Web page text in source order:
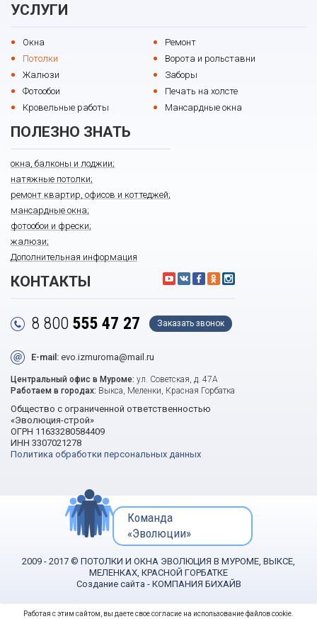
УСЛУГИ
Окна
Ремонт
Потолки
Ворота и рольставни
Жалюзи
Заборы
Фотообои
Печать на холсте
Кровельные работы
Мансардные окна
ПОЛЕЗНО ЗНАТЬ
окна, балконы и лоджии;
натяжные потолки;
ремонт квартир, офисов и коттеджей;
мансардные окна;
фотообои и фрески;
жалюзи;
Дополнительная информация
КОНТАКТЫ
8 800 555 47 27 Заказать звонок
E-mail: evo.izmuroma@mail.ru
Центральный офис в Муроме: ул. Советская, д. 47А
Работаем в городах: Выкса, Меленки, Красная Горбатка
Общество с ограниченной ответственностью
«Эволюция-строй»
ОГРН 11633280584409
ИНН 3307021278
Политика обработки персональных данных
Команда
«Эволюции»
2009 - 2017 © ПОТОЛКИ И ОКНА ЭВОЛЮЦИЯ В МУРОМЕ, ВЫКСЕ,
МЕЛЕНКАХ, КРАСНОЙ ГОРБАТКЕ
Создание сайта - КОМПАНИЯ БИХАЙВ
Работая с этим сайтом, вы даете свое согласие на использование файлов cookie.